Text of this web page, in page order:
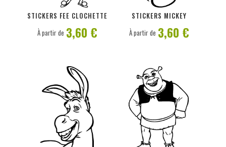
STICKERS FEE CLOCHETTE
PERSONNALISER
À partir de 3,60 €
STICKERS MICKEY
PERSONNALISER
À partir de 3,60 €